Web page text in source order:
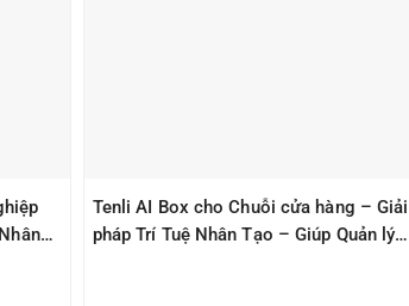
Tenli AI Box cho Chuỗi cửa hàng – Giải
pháp Trí Tuệ Nhân Tạo – Giúp Quản lý